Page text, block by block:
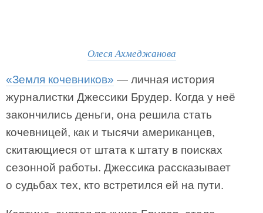
Олеся Ахмеджанова
«Земля кочевников» — личная история
журналистки Джессики Брудер. Когда у неё
закончились деньги, она решила стать
кочевницей, как и тысячи американцев,
скитающиеся от штата к штату в поисках
сезонной работы. Джессика рассказывает
о судьбах тех, кто встретился ей на пути.